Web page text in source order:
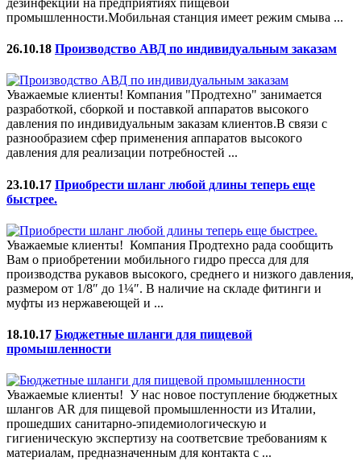
промышленности.Мобильная станция имеет режим смыва ...
26.10.18 Производство АВД по индивидуальным заказам
Уважаемые клиенты! Компания "Продтехно" занимается
разработкой, сборкой и поставкой аппаратов высокого
давления по индивидуальным заказам клиентов.В связи с
разнообразием сфер применения аппаратов высокого
давления для реализации потребностей ...
23.10.17 Приобрести шланг любой длины теперь еще
быстрее.
Уважаемые клиенты! Компания Продтехно рада сообщить
Вам о приобретении мобильного гидро пресса для для
производства рукавов высокого, среднего и низкого давления,
размером от 1/8″ до 1¼″. В наличие на складе фитинги и
муфты из нержавеющей и ...
18.10.17 Бюджетные шланги для пищевой
промышленности
Уважаемые клиенты! У нас новое поступление бюджетных
шлангов AR для пищевой промышленности из Италии,
прошедших санитарно-эпидемиологическую и
гигиеническую экспертизу на соответсвие требованиям к
материалам, предназначенным для контакта с ...